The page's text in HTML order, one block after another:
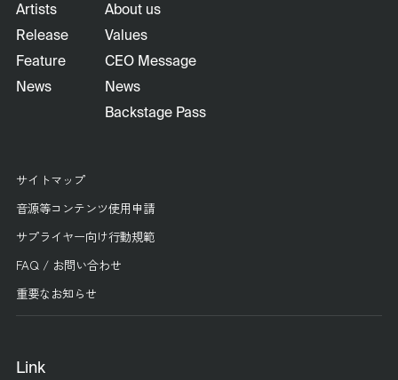
Artists
Release
Feature
News
About us
Values
CEO Message
News
Backstage Pass
サイトマップ
音源等コンテンツ使用申請
サプライヤー向け行動規範
FAQ / お問い合わせ
重要なお知らせ
Link